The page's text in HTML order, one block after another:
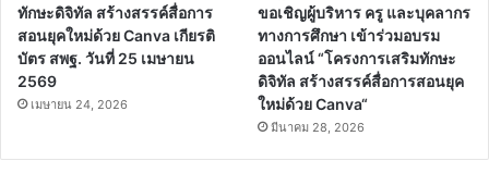
ทักษะดิจิทัล สร้างสรรค์สื่อการ
สอนยุคใหม่ด้วย Canva เกียรติ
บัตร สพฐ. วันที่ 25 เมษายน
2569
เมษายน 24, 2026
ขอเชิญผู้บริหาร ครู และบุคลากร
ทางการศึกษา เข้าร่วมอบรม
ออนไลน์ “โครงการเสริมทักษะ
ดิจิทัล สร้างสรรค์สื่อการสอนยุค
ใหม่ด้วย Canva“
มีนาคม 28, 2026